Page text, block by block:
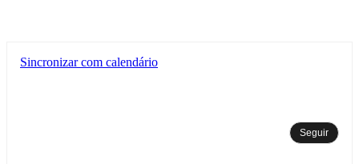
Sincronizar com calendário
Seguir